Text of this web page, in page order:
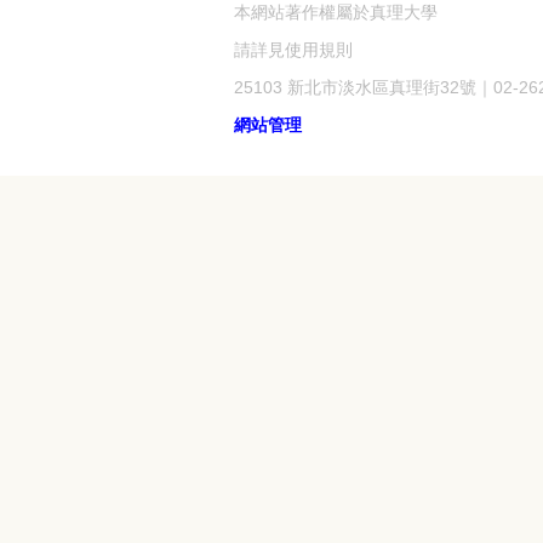
本網站著作權屬於真理大學
請詳見使用規則
25103 新北市淡水區真理街32號｜02-
網站管理